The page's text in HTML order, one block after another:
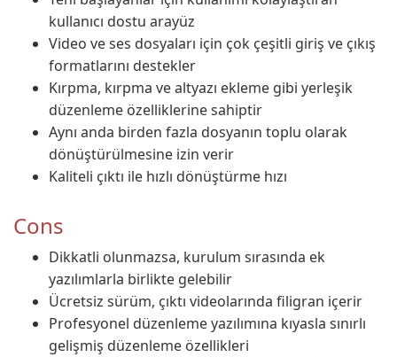
kullanıcı dostu arayüz
Video ve ses dosyaları için çok çeşitli giriş ve çıkış
formatlarını destekler
Kırpma, kırpma ve altyazı ekleme gibi yerleşik
düzenleme özelliklerine sahiptir
Aynı anda birden fazla dosyanın toplu olarak
dönüştürülmesine izin verir
Kaliteli çıktı ile hızlı dönüştürme hızı
Cons
Dikkatli olunmazsa, kurulum sırasında ek
yazılımlarla birlikte gelebilir
Ücretsiz sürüm, çıktı videolarında filigran içerir
Profesyonel düzenleme yazılımına kıyasla sınırlı
gelişmiş düzenleme özellikleri